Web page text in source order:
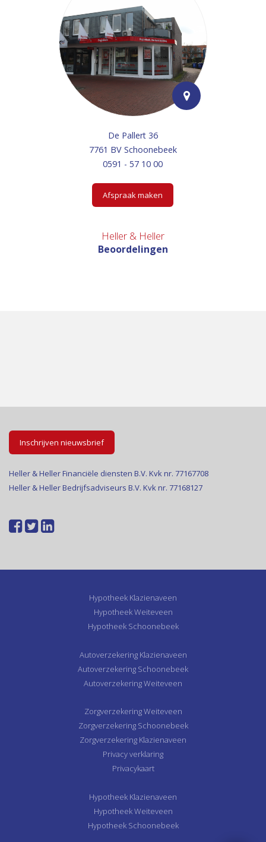
De Pallert 36
7761 BV Schoonebeek
0591 - 57 10 00
Afspraak maken
Heller & Heller
Beoordelingen
Inschrijven nieuwsbrief
Heller & Heller Financiële diensten B.V. Kvk nr. 77167708
Heller & Heller Bedrijfsadviseurs B.V. Kvk nr. 77168127
Hypotheek Klazienaveen
Hypotheek Weiteveen
Hypotheek Schoonebeek
Autoverzekering Klazienaveen
Autoverzekering Schoonebeek
Autoverzekering Weiteveen
Zorgverzekering Weiteveen
Zorgverzekering Schoonebeek
Zorgverzekering Klazienaveen
Privacy verklaring
Privacykaart
Hypotheek Klazienaveen
Hypotheek Weiteveen
Hypotheek Schoonebeek